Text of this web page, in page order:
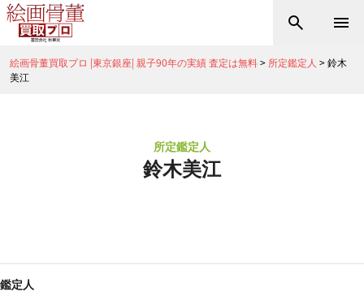
絵画骨董買取プロ |東京銀座| 親子90年の実績 査定は無料> 所定鑑定人 >鈴木
美江
所定鑑定人
鈴木美江
鑑定人